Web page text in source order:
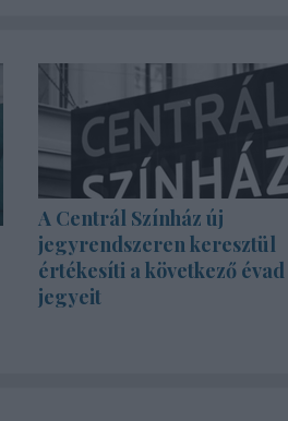
A Centrál Színház új
jegyrendszeren keresztül
értékesíti a következő évad
jegyeit